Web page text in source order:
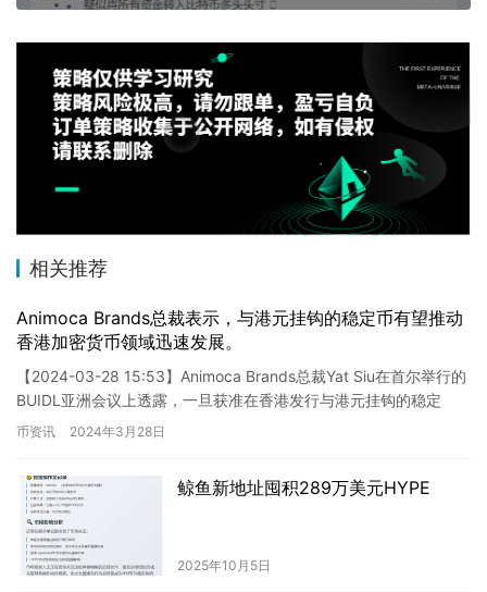
相关推荐
Animoca Brands总裁表示，与港元挂钩的稳定币有望推动
香港加密货币领域迅速发展。
【2024-03-28 15:53】Animoca Brands总裁Yat Siu在首尔举行的
BUIDL亚洲会议上透露，一旦获准在香港发行与港元挂钩的稳定
币，或将在目前竞争激烈的加…
币资讯 2024年3月28日
鲸鱼新地址囤积289万美元HYPE
2025年10月5日